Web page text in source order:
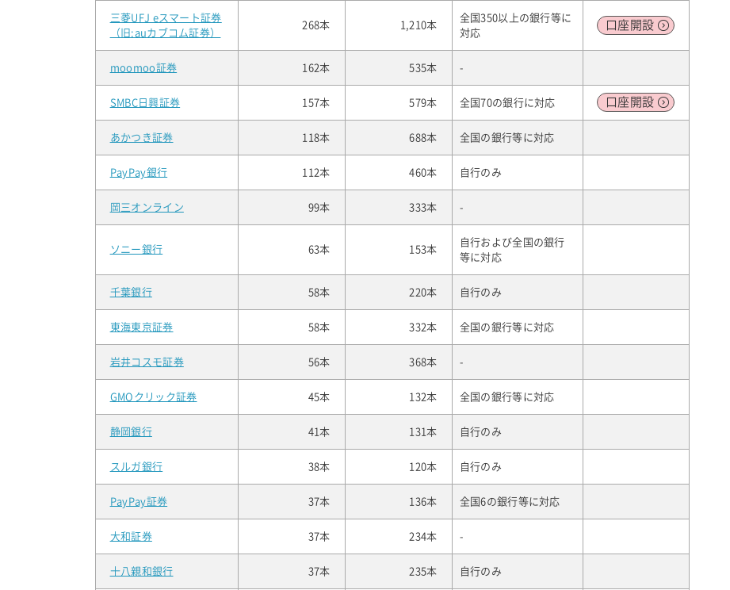
三菱UFJ eスマート証券
（旧:auカブコム証券）
268本 1,210本
全国350以上の銀行等に
対応
口座 開設
moomoo証券 162本 535本 -
SMBC日興証券 157本 579本 全国70の銀行に対応 口座 開設
あかつき証券 118本 688本 全国の銀行等に対応
PayPay銀行 112本 460本 自行のみ
岡三オンライン 99本 333本 -
ソニー銀行 63本 153本
自行および全国の銀行
等に対応
千葉銀行 58本 220本 自行のみ
東海東京証券 58本 332本 全国の銀行等に対応
岩井コスモ証券 56本 368本 -
GMOクリック証券 45本 132本 全国の銀行等に対応
静岡銀行 41本 131本 自行のみ
スルガ銀行 38本 120本 自行のみ
PayPay証券 37本 136本 全国6の銀行等に対応
大和証券 37本 234本 -
十八親和銀行 37本 235本 自行のみ